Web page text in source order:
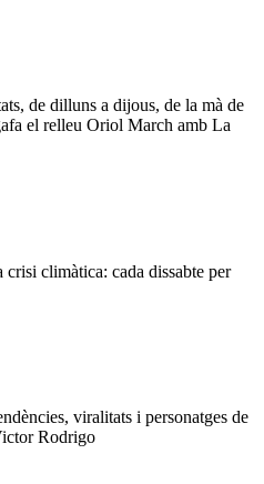
de dilluns a dijous, de la mà de
el relleu Oriol March amb La
climàtica: cada dissabte per
viralitats i personatges de
Rodrigo